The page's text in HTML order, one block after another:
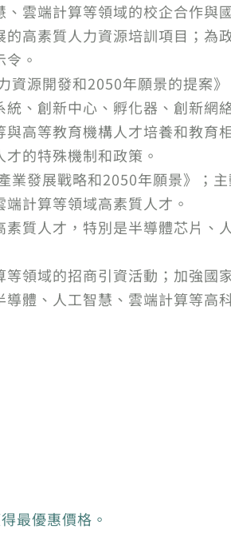
雲端計算等領域的校企合作與
高素質人力資源培訓項目；為
。
源開發和2050年願景的提案
、創新中心、孵化器、創新網
高等教育機構人才培養和教育
的特殊機制和政策。
發展戰略和2050年願景》；
計算等領域高素質人才。
質人才，特別是半導體芯片、
領域的招商引資活動；加強國
體、人工智慧、雲端計算等高
最優惠價格。